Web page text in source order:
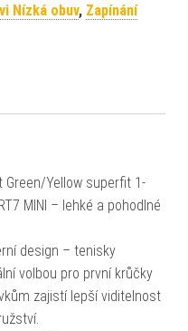
Nízká obuv, Zapínání
Green/Yellow superfit 1-
MINI – lehké a pohodlné
design – tenisky
volbou pro první krůčky
zajistí lepší viditelnost